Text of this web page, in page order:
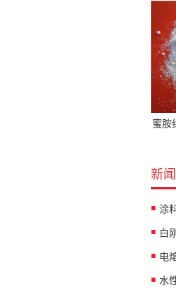
蜜胺
新
涂
白
水